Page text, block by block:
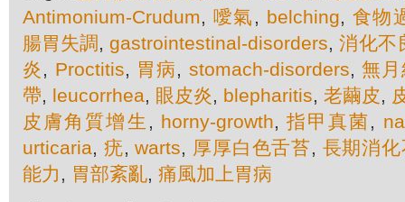
Antimonium-Crudum, 噯氣 , belching, 食物
腸胃失調,gastrointestinal-disorders,消化不
炎 , Proctitis, 胃病, stomach-disorders, 無
帶, leucorrhea, 眼皮炎, blepharitis, 老繭皮,
皮膚角質增生 , horny-growth, 指甲真菌,
urticaria, 疣,warts, 厚厚白色舌苔, 長期消
能力 , 胃部紊亂, 痛風加上胃病